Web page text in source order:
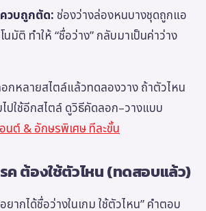
วบถูกตัด:ช่องว่างล่องหนบางชุดถูกแอ
มัติ ทำให้ “ชื่อว่าง” กลับมาเป็นค่าว่าง
กหลายสไตล์แล้วทดลองวาง ถ้าตัวไหน
ปใช้อีกสไตล์ ดูวิธีคัดลอก–วางแบบ
นต์ & อักษรพิเศษ ทีละขั้น
ค ต้องใช้ตัวไหน (ทดสอบแล้ว)
ากได้ชื่อว่างในเกม ใช้ตัวไหน” คำตอบ